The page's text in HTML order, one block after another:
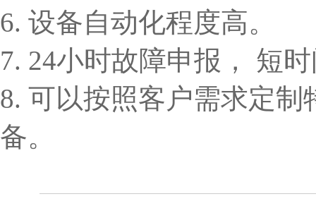
6. 设备自动化程度高。
7. 24小时故障申报， 短
8. 可以按照客户需求定制
备。